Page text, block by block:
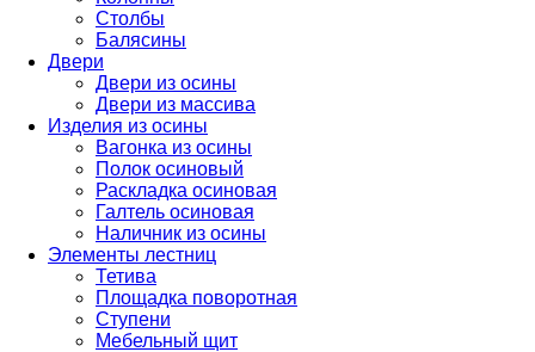
Столбы
Балясины
Двери
Двери из осины
Двери из массива
Изделия из осины
Вагонка из осины
Полок осиновый
Раскладка осиновая
Галтель осиновая
Наличник из осины
Элементы лестниц
Тетива
Площадка поворотная
Ступени
Мебельный щит